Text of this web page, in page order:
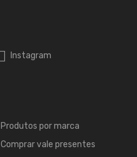
Instagram
Produtos por marca
Comprar vale presentes